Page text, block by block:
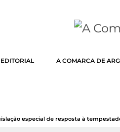
EDITORIAL A COMARCA DE
especial de resposta à